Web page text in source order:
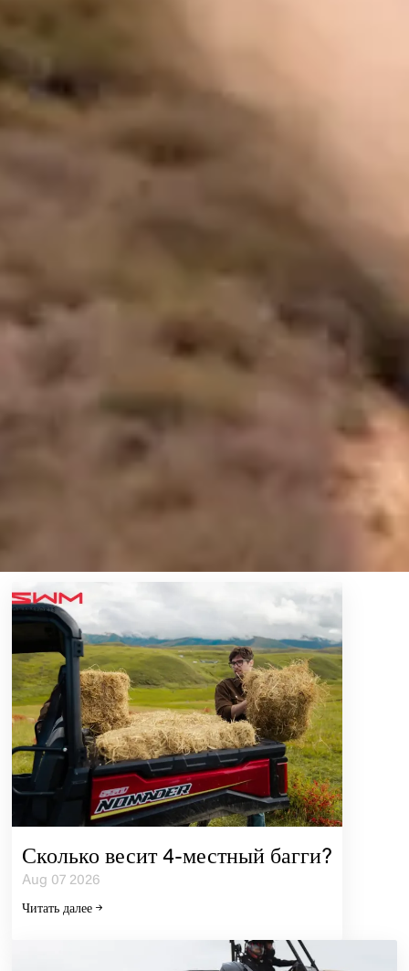
Сколько весит 4-местный багги?
Aug 07 2026
Читать далее